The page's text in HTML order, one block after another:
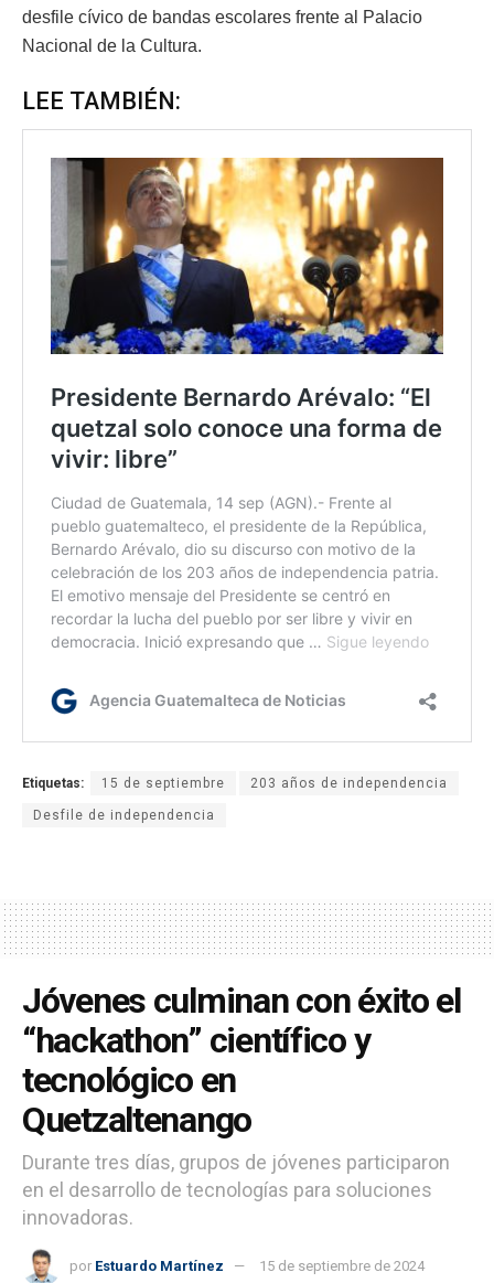
desfile cívico de bandas escolares frente al Palacio
Nacional de la Cultura.
LEE TAMBIÉN:
Etiquetas: 15 de septiembre 203 años de independencia
Desfile de independencia
Jóvenes culminan con éxito el
“hackathon” científico y
tecnológico en
Quetzaltenango
Durante tres días, grupos de jóvenes participaron
en el desarrollo de tecnologías para soluciones
innovadoras.
por Estuardo Martínez 15 de septiembre de 2024